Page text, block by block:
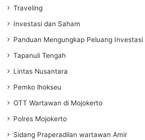
Traveling
Investasi dan Saham
Panduan Mengungkap Peluang Investasi
Tapanuli Tengah
Lintas Nusantara
Pemko lhokseu
OTT Wartawan di Mojokerto
Polres Mojokerto
Sidang Praperadilan wartawan Amir